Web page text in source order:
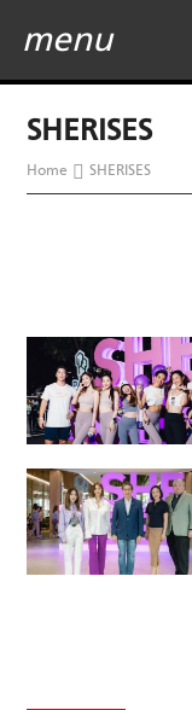
menu
SHERISES
Home SHERISES